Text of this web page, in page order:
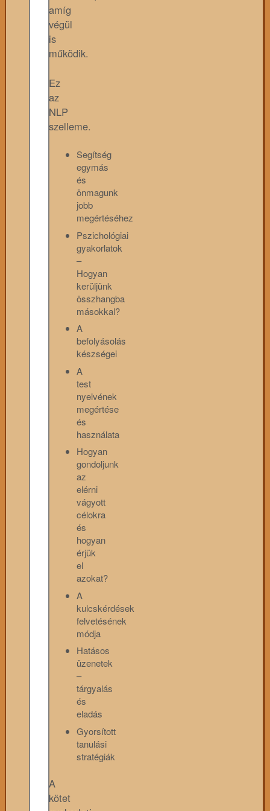
amíg
végül
is
működik.
Ez
az
NLP
szelleme.
Segítség
egymás
és
önmagunk
jobb
megértéséhez
Pszichológiai
gyakorlatok
–
Hogyan
kerüljünk
összhangba
másokkal?
A
befolyásolás
készségei
A
test
nyelvének
megértése
és
használata
Hogyan
gondoljunk
az
elérni
vágyott
célokra
és
hogyan
érjük
el
azokat?
A
kulcskérdések
felvetésének
módja
Hatásos
üzenetek
–
tárgyalás
és
eladás
Gyorsított
tanulási
stratégiák
A
kötet